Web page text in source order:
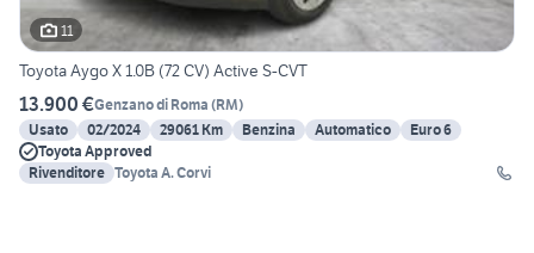
11
Toyota Aygo X 1.0B (72 CV) Active S-CVT
13.900 €Genzano di Roma (RM)
Usato
02/2024 29061 Km Benzina Automatico
Euro 6
Toyota Approved
Rivenditore Toyota A. Corvi